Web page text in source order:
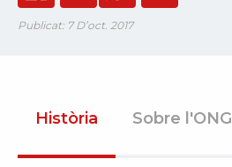
Publicat: 7 D’oct. 2017
Història Sobre l'ONG